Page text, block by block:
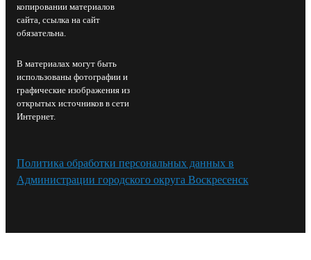
копировании материалов
сайта, ссылка на сайт
обязательна.
В материалах могут быть
использованы фотографии и
графические изображения из
открытых источников в сети
Интернет.
Политика обработки персональных данных в
Администрации городского округа Воскресенск